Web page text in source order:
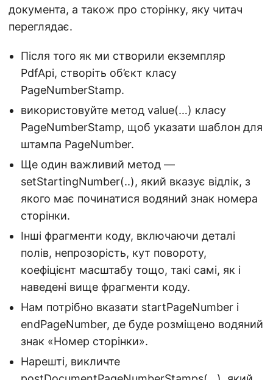
документа, а також про сторінку, яку читач
переглядає.
Після того як ми створили екземпляр
PdfApi, створіть об’єкт класу
PageNumberStamp.
використовуйте метод value(…) класу
PageNumberStamp, щоб указати шаблон для
штампа PageNumber.
Ще один важливий метод —
setStartingNumber(..), який вказує відлік, з
якого має починатися водяний знак номера
сторінки.
Інші фрагменти коду, включаючи деталі
полів, непрозорість, кут повороту,
коефіцієнт масштабу тощо, такі самі, як і
наведені вище фрагменти коду.
Нам потрібно вказати startPageNumber і
endPageNumber, де буде розміщено водяний
знак «Номер сторінки».
Нарешті, викличте